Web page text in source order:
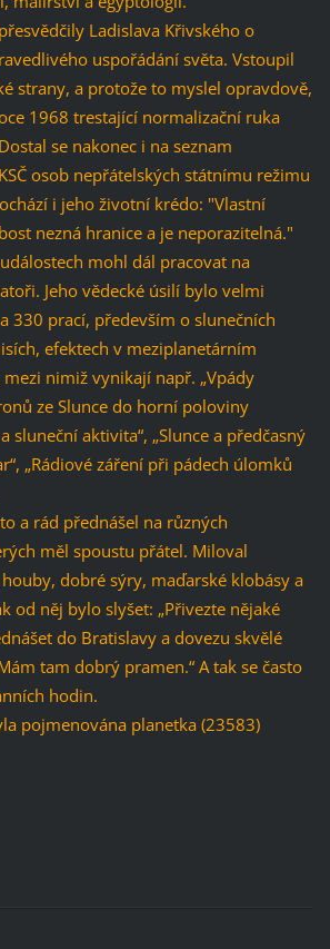
Ladislava Křivského o
uspořádání světa. Vstoupil
strany, a protože to myslel opravdově,
1968 trestající normalizační ruka
se nakonec i na seznam
osob nepřátelských státnímu režimu
i jeho životní krédo: "Vlastní
nezná hranice a je neporazitelná."
mohl dál pracovat na
Jeho vědecké úsilí bylo velmi
330 prací, především o slunečních
efektech v meziplanetárním
nimiž vynikají např. „Vpády
ze Slunce do horní poloviny
sluneční aktivita“, „Slunce a předčasný
„Rádiové záření při pádech úlomků
a rád přednášel na různých
měl spoustu přátel. Miloval
dobré sýry, maďarské klobásy a
od něj bylo slyšet: „Přivezte nějaké
do Bratislavy a dovezu skvělé
tam dobrý pramen.“ A tak se často
hodin.
pojmenována planetka (23583)